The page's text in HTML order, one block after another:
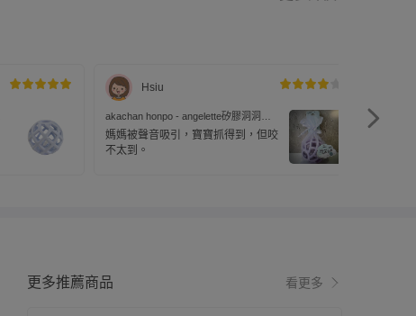
Hsiu
akachan honpo - angelette矽膠洞洞球-
紫色
媽媽被聲音吸引，寶寶抓得到，但咬
不太到。
更多推薦商品 看更多